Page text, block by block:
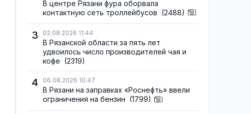
В центре Рязани фура оборвала
контактную сеть троллейбусов (2488)
3 02.08.2026 11:44
В Рязанской области за пять лет
удвоилось число производителей чая и
кофе (2319)
4 06.08.2026 10:47
В Рязани на заправках «Роснефть» ввели
ограничения на бензин (1799)